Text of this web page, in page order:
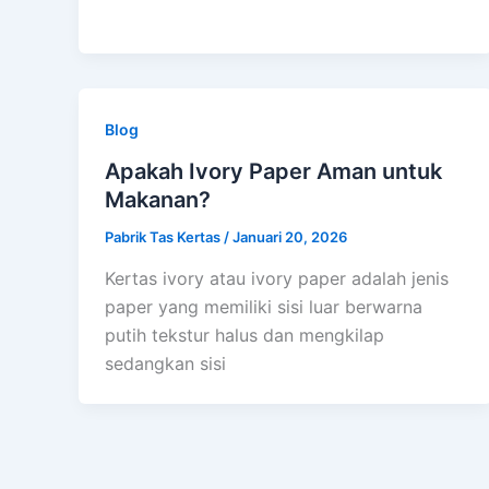
Blog
Apakah Ivory Paper Aman untuk
Makanan?
Pabrik Tas Kertas /Januari 20, 2026
Kertas ivory atau ivory paper adalah jenis
paper yang memiliki sisi luar berwarna
putih tekstur halus dan mengkilap
sedangkan sisi